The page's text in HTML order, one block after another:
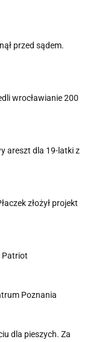
przed sądem.
wrocławianie 200
areszt dla 19-latki z
złożył projekt
Patriot
Poznania
dla pieszych. Za